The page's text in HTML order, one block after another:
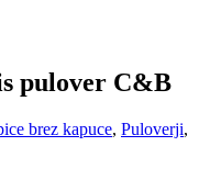
pulover C&B
brez kapuce, Puloverji,